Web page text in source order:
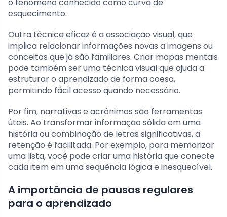
esquecimento.
Outra técnica eficaz é a associação visual, que
implica relacionar informações novas a imagens ou
conceitos que já são familiares. Criar mapas mentais
pode também ser uma técnica visual que ajuda a
estruturar o aprendizado de forma coesa,
permitindo fácil acesso quando necessário.
Por fim, narrativas e acrônimos são ferramentas
úteis. Ao transformar informação sólida em uma
história ou combinação de letras significativas, a
retenção é facilitada. Por exemplo, para memorizar
uma lista, você pode criar uma história que conecte
cada item em uma sequência lógica e inesquecível.
A importância de pausas regulares
para o aprendizado